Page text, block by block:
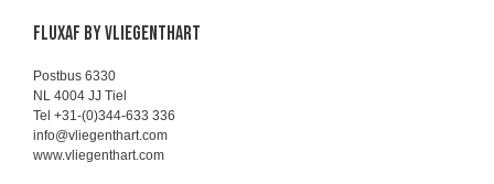
FLUXAF BY VLIEGENTHART
Postbus 6330
NL 4004 JJ Tiel
Tel +31-(0)344-633 336
info@vliegenthart.com
www.vliegenthart.com